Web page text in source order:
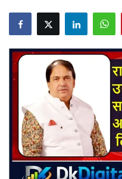
ऑटोमोबाइल
मनोरंजन
पॉलिटिक्स
बिजनेस
टेक ज्ञान